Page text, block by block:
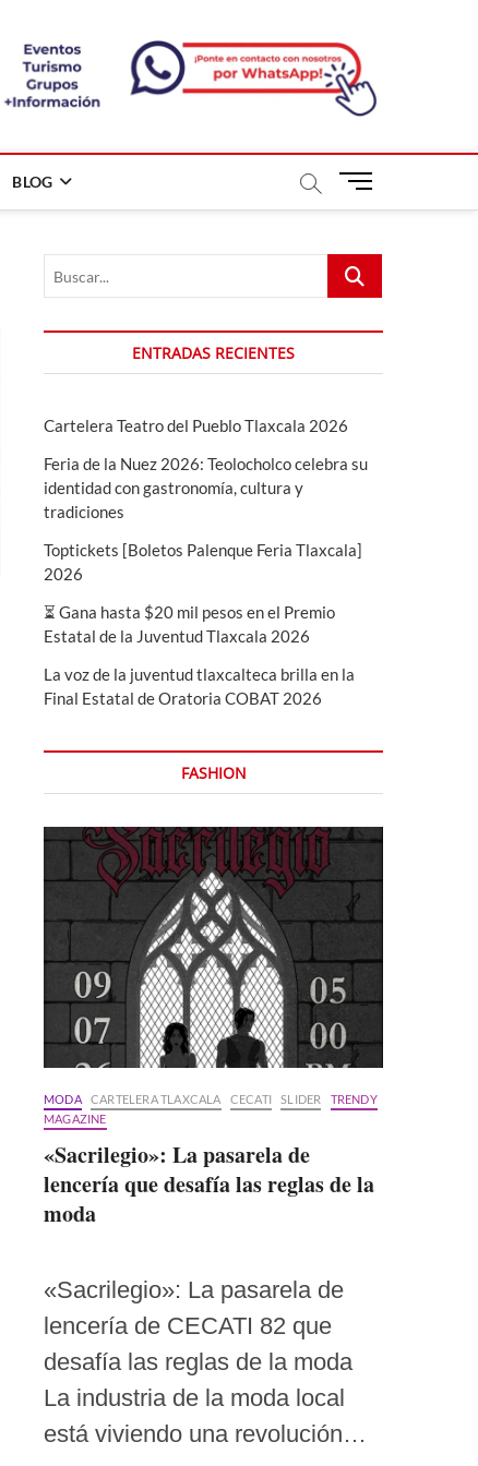
BLOG
B
ó
n
d
e
Buscar...
ENTRADAS RECIENTES
Cartelera Teatro del Pueblo Tlaxcala 2026
Feria de la Nuez 2026: Teolocholco celebra su
identidad con gastronomía, cultura y
tradiciones
Toptickets [Boletos Palenque Feria Tlaxcala]
2026
⏳ Gana hasta $20 mil pesos en el Premio
Estatal de la Juventud Tlaxcala 2026
La voz de la juventud tlaxcalteca brilla en la
Final Estatal de Oratoria COBAT 2026
FASHION
MODA CARTELERA TLAXCALA CECATI SLIDER
TRENDY
MAGAZINE
«Sacrilegio»: La pasarela de
lencería que desafía las reglas de la
moda
«Sacrilegio»: La pasarela de
lencería de CECATI 82 que
desafía las reglas de la moda
La industria de la moda local
está viviendo una revolución…